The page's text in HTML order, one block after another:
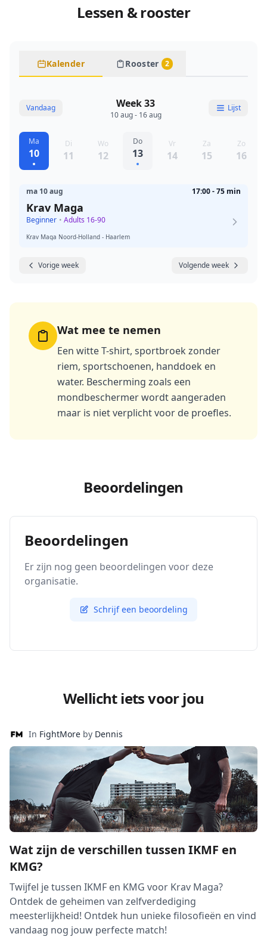
Lessen & rooster
Kalender Rooster 2
Vandaag Week 33
10 aug - 16 aug
Lijst
Ma
10
Di
11
Wo
12
Do
13
Vr
14
Za
15
Zo
16
ma 10 aug 17:00 - 75 min
Krav Maga
Beginner • Adults 16-90
Krav Maga Noord-Holland - Haarlem
Vorige week Volgende week
Wat mee te nemen
Een witte T-shirt, sportbroek zonder
riem, sportschoenen, handdoek en
water. Bescherming zoals een
mondbeschermer wordt aangeraden
maar is niet verplicht voor de proefles.
Beoordelingen
Beoordelingen
Er zijn nog geen beoordelingen voor deze
organisatie.
Schrijf een beoordeling
Wellicht iets voor jou
In FightMore by Dennis
Wat zijn de verschillen tussen IKMF en
KMG?
Twijfel je tussen IKMF en KMG voor Krav Maga?
Ontdek de geheimen van zelfverdediging
meesterlijkheid! Ontdek hun unieke filosofieën en vind
vandaag nog jouw perfecte match!